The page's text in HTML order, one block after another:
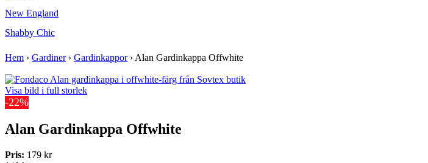
New England
Shabby Chic
Hem › Gardiner› Gardinkappor›Alan Gardinkappa Offwhite
Visa bild i full storlek
-22%
Alan Gardinkappa Offwhite
Pris: 179 kr